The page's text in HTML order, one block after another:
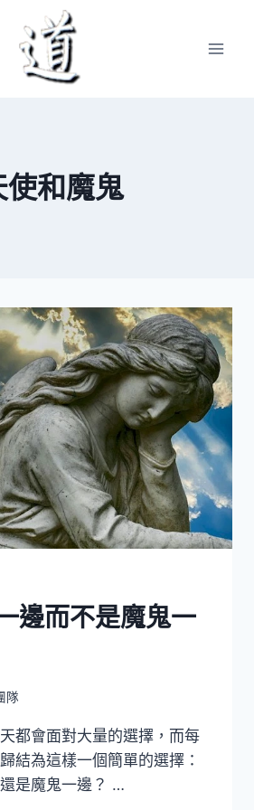
使和魔鬼
邊而不是魔鬼一
隊
都會面對大量的選擇，而每
結為這樣一個簡單的選擇：
是魔鬼一邊？ …